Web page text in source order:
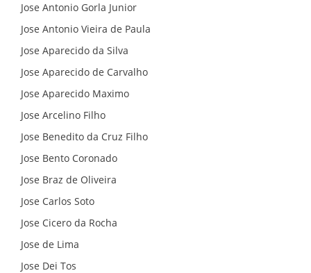
Jose Antonio Gorla Junior
Jose Antonio Vieira de Paula
Jose Aparecido da Silva
Jose Aparecido de Carvalho
Jose Aparecido Maximo
Jose Arcelino Filho
Jose Benedito da Cruz Filho
Jose Bento Coronado
Jose Braz de Oliveira
Jose Carlos Soto
Jose Cicero da Rocha
Jose de Lima
Jose Dei Tos